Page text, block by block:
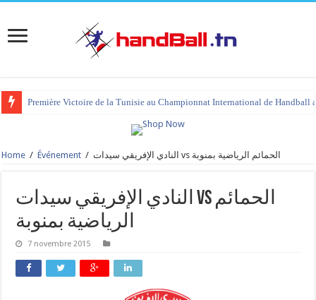
Première Victoire de la Tunisie au Championnat International de Handball
Home / Événement / النادي الإفريقي سيدات vs الحمائم الرياضية بمنوبة
النادي الإفريقي سيدات vs الحمائم
الرياضية بمنوبة
7 novembre 2015